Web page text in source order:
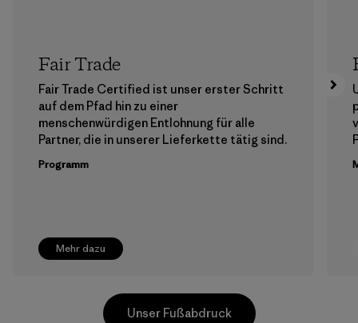
Mehr dazu
Fair Trade
Fair Trade Certified ist unser erster Schritt
auf dem Pfad hin zu einer
menschenwürdigen Entlohnung für alle
Partner, die in unserer Lieferkette tätig sind.
Programm
Unser Fußabdruck